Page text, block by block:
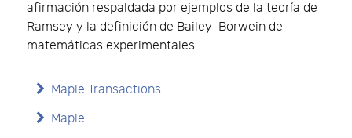
afirmación respaldada por ejemplos de la teoría de
Ramsey y la definición de Bailey-Borwein de
matemáticas experimentales.
Maple Transactions
Maple